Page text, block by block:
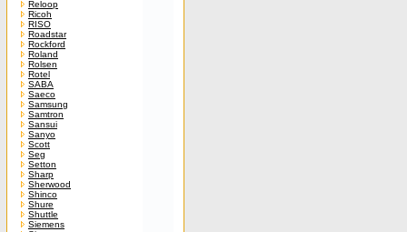
Reloop
Ricoh
RISO
Roadstar
Rockford
Roland
Rolsen
Rotel
SABA
Saeco
Samsung
Samtron
Sansui
Sanyo
Scott
Seg
Setton
Sharp
Sherwood
Shinco
Shure
Shuttle
Siemens